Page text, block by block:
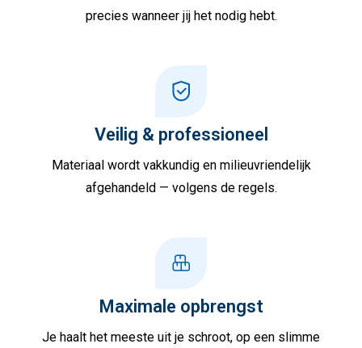
precies wanneer jij het nodig hebt.
Veilig & professioneel
Materiaal wordt vakkundig en milieuvriendelijk
afgehandeld — volgens de regels.
Maximale opbrengst
Je haalt het meeste uit je schroot, op een slimme